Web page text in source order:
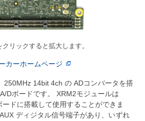
クリックすると拡大します。
カーホームページ
250MHz 14bit 4ch の ADコンバータを搭
Dボードです。 XRM2モジュールは
ドに搭載して使用することができま
ディジタル信号端子があり、いずれ